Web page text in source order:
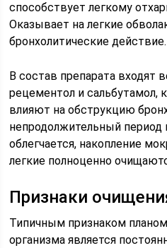
способствует легкому
Оказывает на легкие
бронхолитические действие.
В состав препарата входят
рецементол и сальбутамол,
влияют на обструкцию
непродолжительный период
облегчается, накопление
легкие полноценно
Признаки
Типичным признаком
организма является